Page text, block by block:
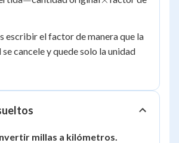
escribir el factor de manera que la
cancele y quede solo la unidad
millas a kilómetros.